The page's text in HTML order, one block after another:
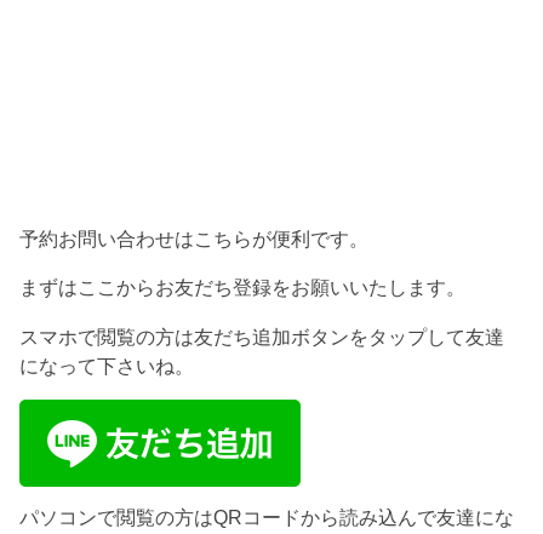
予約お問い合わせはこちらが便利です。
まずはここからお友だち登録をお願いいたします。
スマホで閲覧の方は友だち追加ボタンをタップして友達
になって下さいね。
パソコンで閲覧の方はQRコードから読み込んで友達にな